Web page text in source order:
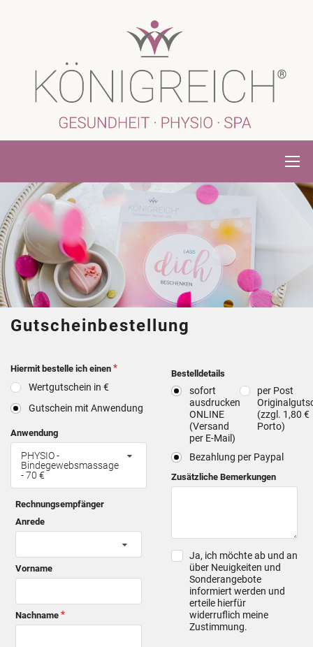
Gutscheinbestellung
Hiermit bestelle ich einen
Wertgutschein in €
Gutschein mit Anwendung
Anwendung
PHYSIO -
Bindegewebsmassage
- 70 €
Rechnungsempfänger
Anrede
Vorname
Nachname
Bestelldetails
sofort
ausdrucken
ONLINE
(Versand
per E-Mail)
per Post
(zzgl. 1,80 €
Porto)
Bezahlung per Paypal
Zusätzliche Bemerkungen
Ja, ich möchte ab und an
über Neuigkeiten und
Sonderangebote
informiert werden und
erteile hierfür
widerruflich meine
Zustimmung.